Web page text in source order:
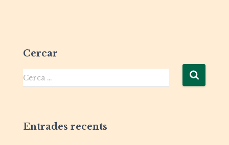
Cercar
Cerca …
Entrades recents